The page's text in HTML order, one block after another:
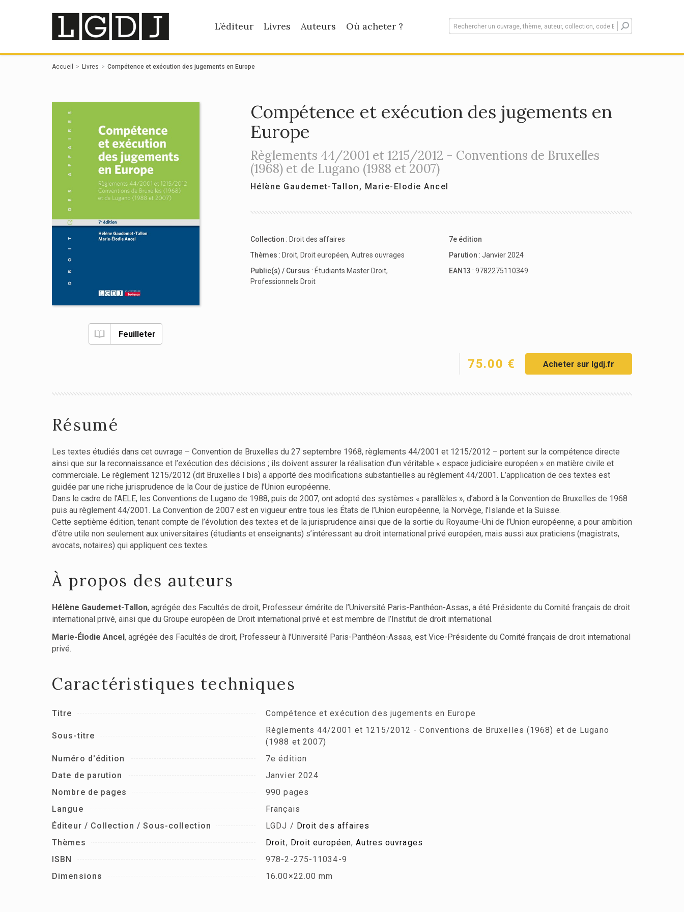
L’éditeur Livres Auteurs Où acheter ?
Accueil Livres Compétence et exécution des jugements en Europe
Feuilleter
Compétence et exécution des jugements en
Europe
Règlements 44/2001 et 1215/2012 - Conventions de Bruxelles
(1968) et de Lugano (1988 et 2007)
Hélène Gaudemet-Tallon , Marie-Elodie Ancel
Collection : Droit des affaires
Thèmes : Droit, Droit européen, Autres ouvrages
Public(s) / Cursus : Étudiants Master Droit,
Professionnels Droit
7e édition
Parution : Janvier 2024
EAN13 : 9782275110349
75.00 € Acheter sur lgdj.fr
Résumé
Les textes étudiés dans cet ouvrage – Convention de Bruxelles du 27 septembre 1968, règlements 44/2001 et 1215/2012 – portent sur la compétence directe
ainsi que sur la reconnaissance et l’exécution des décisions ; ils doivent assurer la réalisation d’un véritable « espace judiciaire européen » en matière civile et
commerciale. Le règlement 1215/2012 (dit Bruxelles I bis) a apporté des modifications substantielles au règlement 44/2001. L’application de ces textes est
guidée par une riche jurisprudence de la Cour de justice de l’Union européenne.
Dans le cadre de l’AELE, les Conventions de Lugano de 1988, puis de 2007, ont adopté des systèmes « parallèles », d’abord à la Convention de Bruxelles de 1968
puis au règlement 44/2001. La Convention de 2007 est en vigueur entre tous les États de l’Union européenne, la Norvège, l’Islande et la Suisse.
Cette septième édition, tenant compte de l’évolution des textes et de la jurisprudence ainsi que de la sortie du Royaume-Uni de l’Union européenne, a pour ambition
d’être utile non seulement aux universitaires (étudiants et enseignants) s’intéressant au droit international privé européen, mais aussi aux praticiens (magistrats,
avocats, notaires) qui appliquent ces textes.
À propos des auteurs
Hélène Gaudemet-Tallon, agrégée des Facultés de droit, Professeur émérite de l’Université Paris-Panthéon-Assas, a été Présidente du Comité français de droit
international privé, ainsi que du Groupe européen de Droit international privé et est membre de l’Institut de droit international.
Marie-Élodie Ancel, agrégée des Facultés de droit, Professeur à l’Université Paris-Panthéon-Assas, est Vice-Présidente du Comité français de droit international
privé.
Caractéristiques techniques
Titre Compétence et exécution des jugements en Europe
Sous-titre
Règlements 44/2001 et 1215/2012 - Conventions de Bruxelles (1968) et de Lugano
(1988 et 2007)
Numéro d'édition
7e édition
Date de parution
Janvier 2024
Nombre de pages
990 pages
Langue
Français
Éditeur / Collection / Sous-collection
LGDJ / Droit des affaires
Thèmes
Droit, Droit européen,Autres ouvrages
ISBN
978-2-275-11034-9
Dimensions
16.00×22.00 mm